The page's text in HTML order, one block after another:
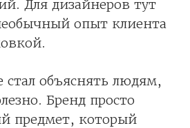
Для дизайнеров тут
опыт клиента
стал объяснять людям,
Бренд просто
предмет, который